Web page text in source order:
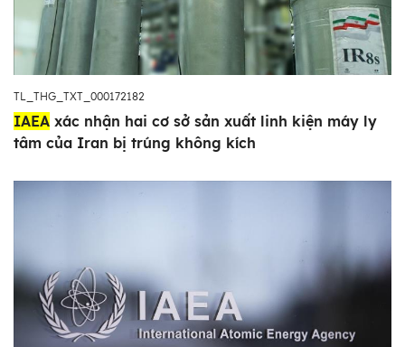
TL_THG_TXT_000172182
IAEA xác nhận hai cơ sở sản xuất linh kiện máy ly
tâm của Iran bị trúng không kích